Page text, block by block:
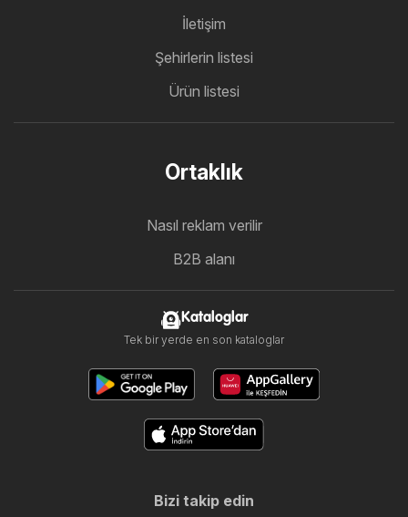
İletişim
Şehirlerin listesi
Ürün listesi
Ortaklık
Nasıl reklam verilir
B2B alanı
Kataloglar
Tek bir yerde en son kataloglar
Bizi takip edin